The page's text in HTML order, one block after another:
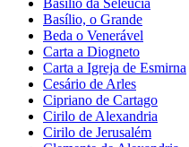
Basílio, o Grande
Beda o Venerável
Carta a Diogneto
Carta a Igreja de Esmirna
Cesário de Arles
Cipriano de Cartago
Cirilo de Alexandria
Cirilo de Jerusalém